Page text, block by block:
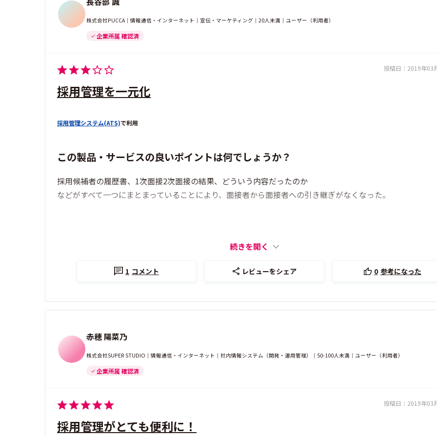
株式会社PUCCA｜情報通信・インターネット｜宣伝・マーケティング｜20人未満｜ユーザー（利用者）
企業所属 確認済
投稿日： 2019年03
採用管理を一元化
採用管理システム(ATS)で利用
この製品・サービスの良いポイントは何でしょうか？
採用候補者の履歴書、1次面接2次面接の結果、どういう内容だったのか
などがすべて一つにまとまっていることにより、面接者から面接者への引き継ぎがなくなった。
続きを開く
1 コメント レビューをシェア 0 参考になった
赤穂 陽菜乃
株式会社SUPER STUDIO｜情報通信・インターネット｜社内情報システム（開発・運用管理）｜50-100人未満｜ユーザー（利用者）
企業所属 確認済
投稿日： 2019年03
採用管理がとても便利に！